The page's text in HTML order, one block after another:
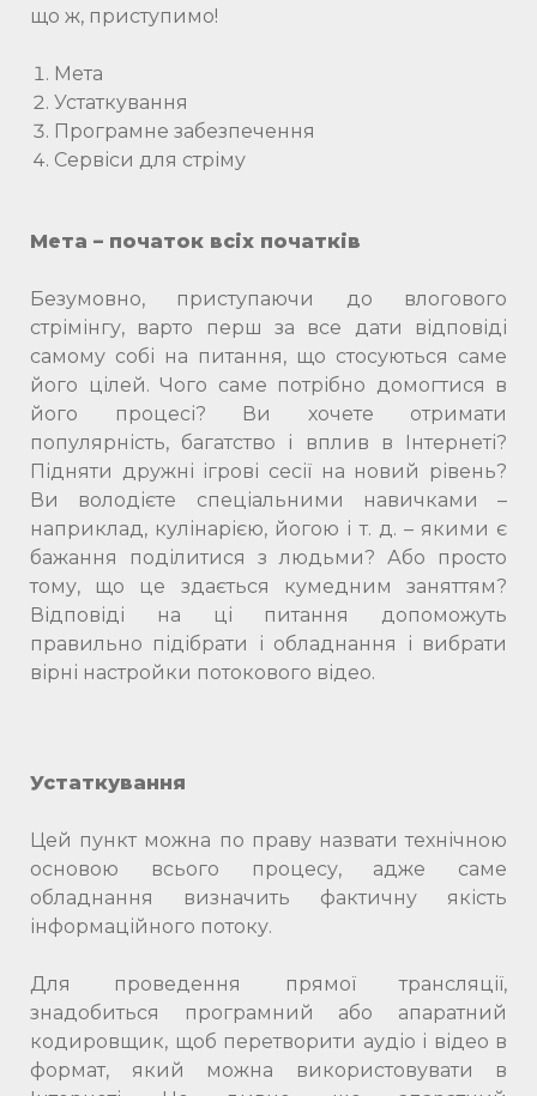
що ж, приступимо!
Мета
Устаткування
Програмне забезпечення
Сервіси для стріму
Мета – початок всіх початків
Безумовно, приступаючи до влогового
стрімінгу, варто перш за все дати відповіді
самому собі на питання, що стосуються саме
його цілей. Чого саме потрібно домогтися в
його процесі? Ви хочете отримати
популярність, багатство і вплив в Інтернеті?
Підняти дружні ігрові сесії на новий рівень?
Ви володієте спеціальними навичками –
наприклад, кулінарією, йогою і т. д. – якими є
бажання поділитися з людьми? Або просто
тому, що це здається кумедним заняттям?
Відповіді на ці питання допоможуть
правильно підібрати і обладнання і вибрати
вірні настройки потокового відео.
Устаткування
Цей пункт можна по праву назвати технічною
основою всього процесу, адже саме
обладнання визначить фактичну якість
інформаційного потоку.
Для проведення прямої трансляції,
знадобиться програмний або апаратний
кодировщик, щоб перетворити аудіо і відео в
формат, який можна використовувати в